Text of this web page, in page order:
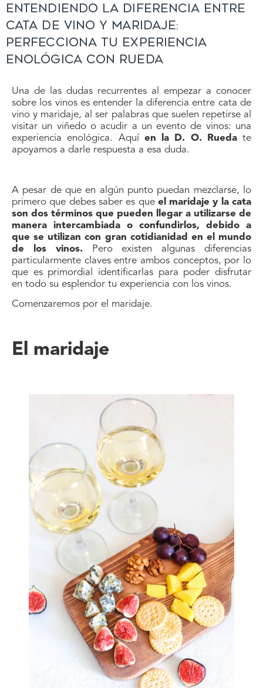
Entendiendo la diferencia entre
cata de vino y maridaje:
perfecciona tu experiencia
enológica con Rueda
Una de las dudas recurrentes al empezar a conocer
sobre los vinos es entender la diferencia entre cata de
vino y maridaje, al ser palabras que suelen repetirse al
visitar un viñedo o acudir a un evento de vinos: una
experiencia enológica. Aquí en la D. O. Rueda te
apoyamos a darle respuesta a esa duda.
A pesar de que en algún punto puedan mezclarse, lo
primero que debes saber es que el
maridaje y la cata
son dos términos que pueden llegar a utilizarse de
manera intercambiada o confundirlos, debido a
que se utilizan con gran cotidianidad en el mundo
de los vinos. Pero existen algunas diferencias
particularmente claves entre ambos conceptos, por lo
que es primordial identificarlas para poder disfrutar
en todo su esplendor tu experiencia con los vinos.
Comenzaremos por el maridaje.
El maridaje